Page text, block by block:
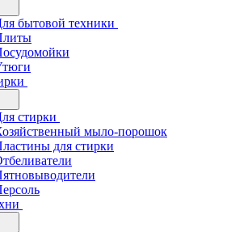
бытовой техники
стирки
мыло-порошок
для стирки